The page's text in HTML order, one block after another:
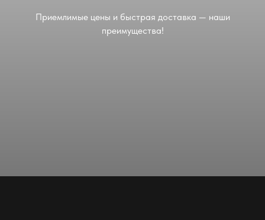
Приемлимые цены и быстрая доставка — наши
преимущества!